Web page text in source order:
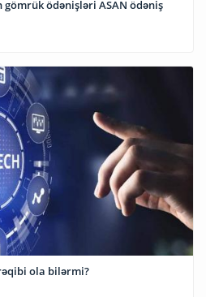
ödənişləri ASAN ödəniş
ola bilərmi?